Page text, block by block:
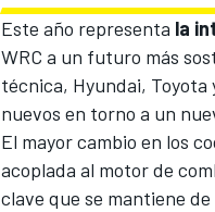
Este año representa la
WRC a un futuro más
técnica, Hyundai,
nuevos en torno a un
El mayor cambio en los
acoplada al motor de
clave que se mantiene